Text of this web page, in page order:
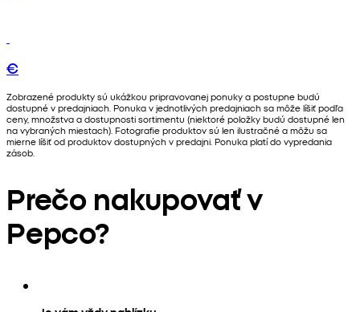
€
Zobrazené produkty sú ukážkou pripravovanej ponuky a postupne budú
dostupné v predajniach. Ponuka v jednotlivých predajniach sa môže líšiť podľa
ceny, množstva a dostupnosti sortimentu (niektoré položky budú dostupné len
na vybraných miestach). Fotografie produktov sú len ilustračné a môžu sa
mierne líšiť od produktov dostupných v predajni. Ponuka platí do vypredania
zásob.
Prečo nakupovať v
Pepco?